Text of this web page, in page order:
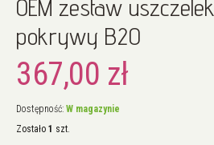
początek
galerii
OEM zestaw uszczelek
pokrywy B20
367,00 zł
Dostępność: W magazynie
Zostało 1 szt.